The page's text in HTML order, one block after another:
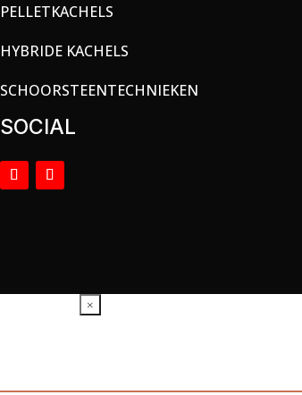
PELLETKACHELS
HYBRIDE KACHELS
SCHOORSTEENTECHNIEKEN
SOCIAL
×